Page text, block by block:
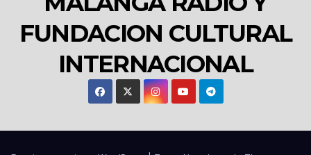
FUNDACION CULTURAL
INTERNACIONAL